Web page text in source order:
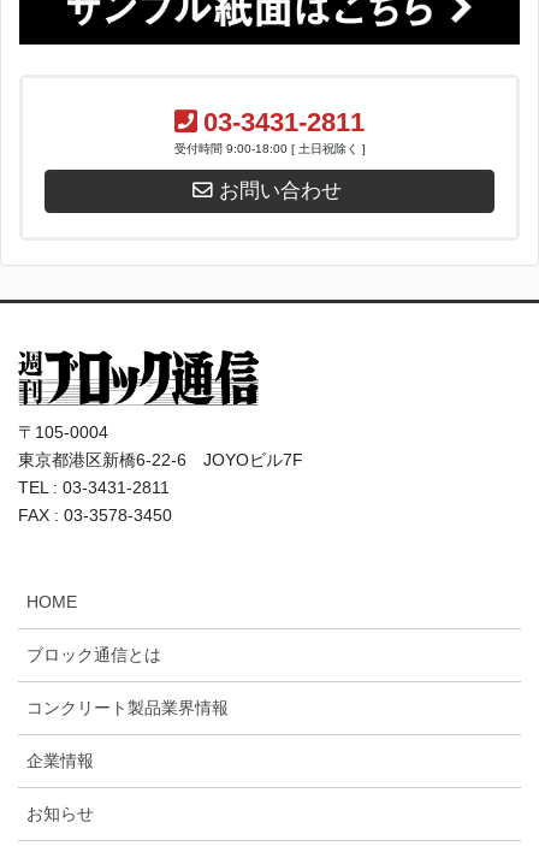
03-3431-2811
受付時間 9:00-18:00 [ 土日祝除く ]
お問い合わせ
〒105-0004
東京都港区新橋6-22-6 JOYOビル7F
TEL : 03-3431-2811
FAX : 03-3578-3450
HOME
ブロック通信とは
コンクリート製品業界情報
企業情報
お知らせ